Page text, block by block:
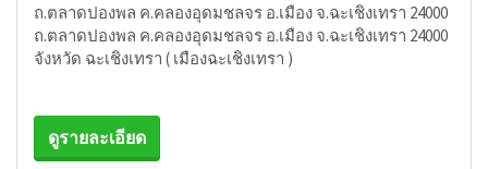
ถ.ตลาดปองพล ค.คลองอุดมชลจร อ.เมือง จ.ฉะเชิงเทรา 24000
ถ.ตลาดปองพล ค.คลองอุดมชลจร อ.เมือง จ.ฉะเชิงเทรา 24000
จังหวัด ฉะเชิงเทรา ( เมืองฉะเชิงเทรา )
ดูรายละเอียด